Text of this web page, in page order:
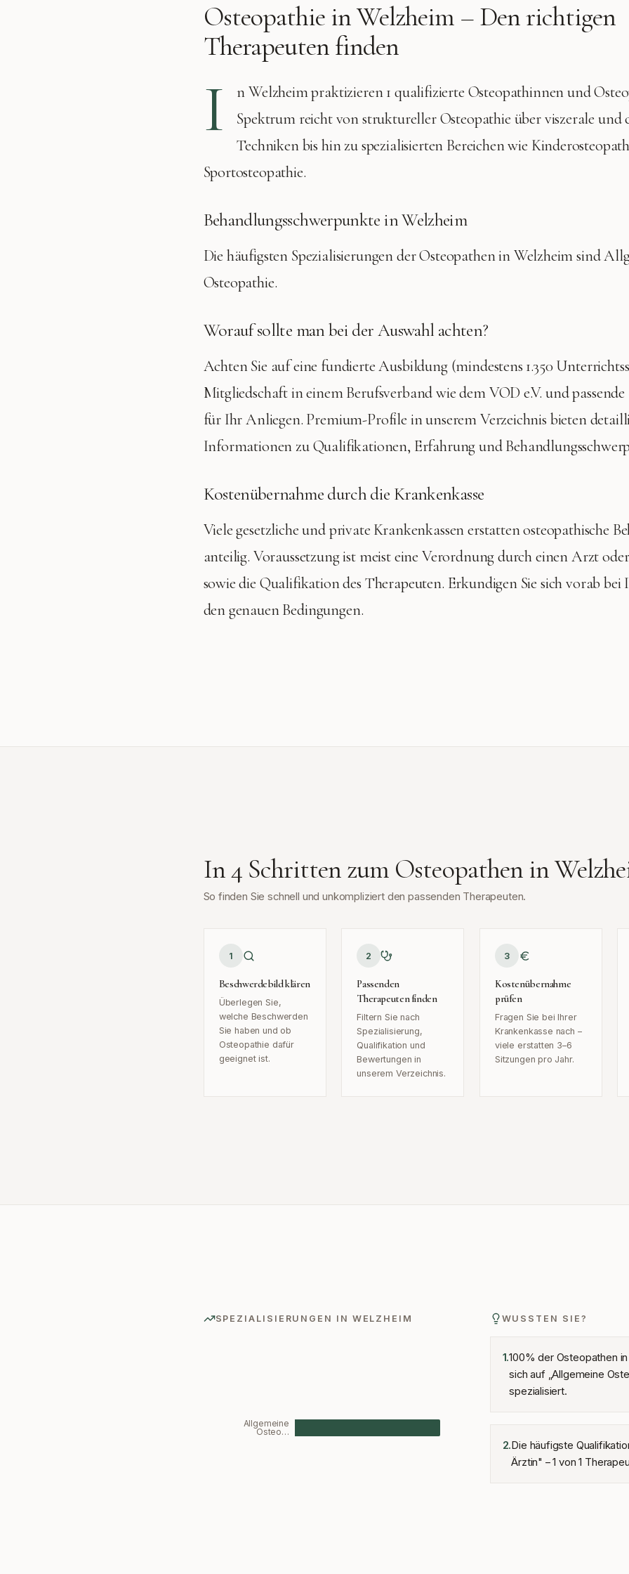
Osteopathie inWelzheim – Den richtigen
Therapeuten finden
I nWelzheimpraktizieren1 qualifizierte Osteopathinnen und
Spektrum reicht von struktureller Osteopathie über viszerale und
Techniken bis hin zu spezialisierten Bereichen wie
Sportosteopathie.
Behandlungsschwerpunkte inWelzheim
Die häufigsten Spezialisierungen der Osteopathen inWelzheimsind
Osteopathie.
Worauf sollte man bei der Auswahl achten?
Achten Sie auf eine fundierte Ausbildung (mindestens 1.350
Mitgliedschaft in einem Berufsverband wie dem VOD e.V. und passende
für Ihr Anliegen. Premium-Profile in unserem Verzeichnis bieten
Informationen zu Qualifikationen, Erfahrung und
Kostenübernahme durch die Krankenkasse
Viele gesetzliche und private Krankenkassen erstatten osteopathische
anteilig. Voraussetzung ist meist eine Verordnung durch einen Arzt
sowie die Qualifikation des Therapeuten. Erkundigen Sie sich vorab bei
den genauen Bedingungen.
In 4 Schritten zum Osteopathen in
So finden Sie schnell und unkompliziert den passenden Therapeuten.
1
Beschwerdebild klären
Überlegen Sie,
welche Beschwerden
Sie haben und ob
Osteopathie dafür
geeignet ist.
2
Passenden
Therapeuten finden
Filtern Sie nach
Spezialisierung,
Qualifikation und
Bewertungen in
unserem Verzeichnis.
3
Kostenübernahme
prüfen
Fragen Sie bei Ihrer
Krankenkasse nach –
viele erstatten 3–6
Sitzungen pro Jahr.
SPEZIALISIERUNGEN IN WELZHEIM
Allgemeine
Osteo…
WUSSTEN SIE?
1.100% der Osteopathen
sich auf „Allgemeine
spezialisiert.
2.Die häufigste
Ärztin" – 1 von 1